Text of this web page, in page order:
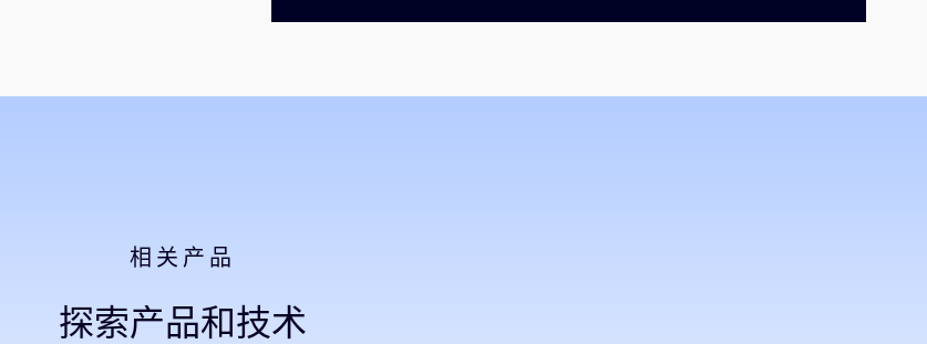
相关产品
探索产品和技术